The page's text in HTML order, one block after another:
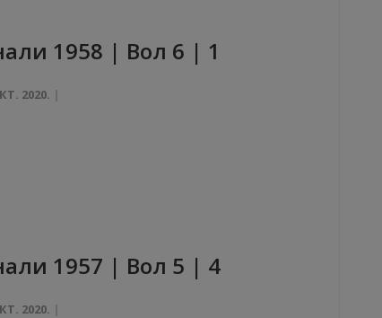
1958 | Вол 6 | 1
2020.
1957 | Вол 5 | 4
2020.